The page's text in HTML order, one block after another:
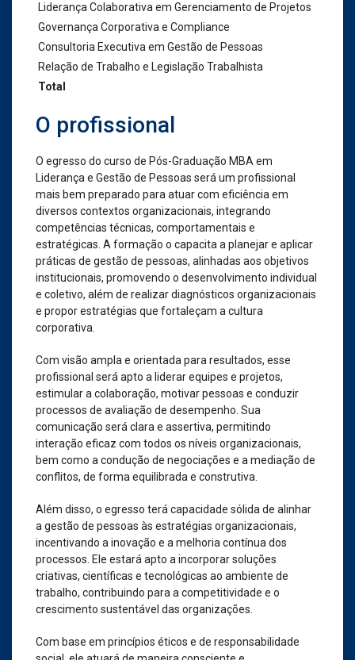
Liderança Colaborativa em Gerenciamento de Projetos
Governança Corporativa e Compliance
Consultoria Executiva em Gestão de Pessoas
Relação de Trabalho e Legislação Trabalhista
Total
O profissional
O egresso do curso de Pós-Graduação MBA em
Liderança e Gestão de Pessoas será um profissional
mais bem preparado para atuar com eficiência em
diversos contextos organizacionais, integrando
competências técnicas, comportamentais e
estratégicas. A formação o capacita a planejar e aplicar
práticas de gestão de pessoas, alinhadas aos objetivos
institucionais, promovendo o desenvolvimento individual
e coletivo, além de realizar diagnósticos organizacionais
e propor estratégias que fortaleçam a cultura
corporativa.
Com visão ampla e orientada para resultados, esse
profissional será apto a liderar equipes e projetos,
estimular a colaboração, motivar pessoas e conduzir
processos de avaliação de desempenho. Sua
comunicação será clara e assertiva, permitindo
interação eficaz com todos os níveis organizacionais,
bem como a condução de negociações e a mediação de
conflitos, de forma equilibrada e construtiva.
Além disso, o egresso terá capacidade sólida de alinhar
a gestão de pessoas às estratégias organizacionais,
incentivando a inovação e a melhoria contínua dos
processos. Ele estará apto a incorporar soluções
criativas, científicas e tecnológicas ao ambiente de
trabalho, contribuindo para a competitividade e o
crescimento sustentável das organizações.
Com base em princípios éticos e de responsabilidade